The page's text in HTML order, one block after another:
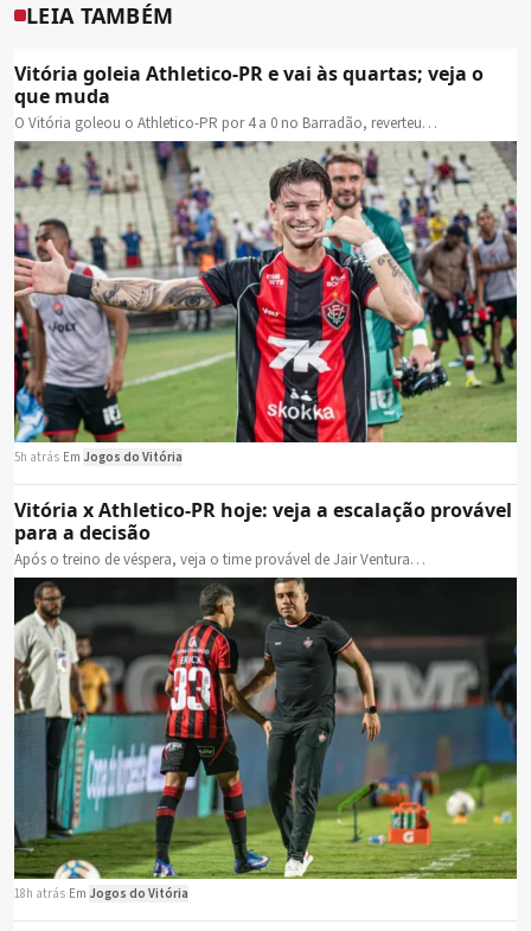
LEIA TAMBÉM
Vitória goleia Athletico-PR e vai às quartas; veja o
que muda
O Vitória goleou o Athletico-PR por 4 a 0 no Barradão, reverteu…
5h atrás Em Jogos do Vitória
Vitória x Athletico-PR hoje: veja a escalação provável
para a decisão
Após o treino de véspera, veja o time provável de Jair Ventura…
18h atrás Em Jogos do Vitória